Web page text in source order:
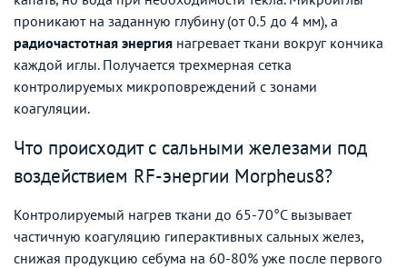
проникают на заданную глубину (от 0.5 до 4 мм), а
радиочастотная энергия нагревает ткани вокруг кончика
каждой иглы. Получается трехмерная сетка
контролируемых микроповреждений с зонами
коагуляции.
Что происходит с сальными железами под
воздействием RF-энергии Morpheus8?
Контролируемый нагрев ткани до 65-70°C вызывает
частичную коагуляцию гиперактивных сальных желез,
снижая продукцию себума на 60-80% уже после первого